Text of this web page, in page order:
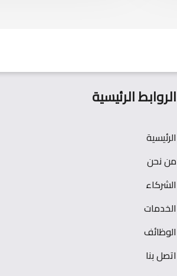
الروابط الرئيسية
الرئيسية
من نحن
الشركاء
الخدمات
الوظائف
اتصل بنا